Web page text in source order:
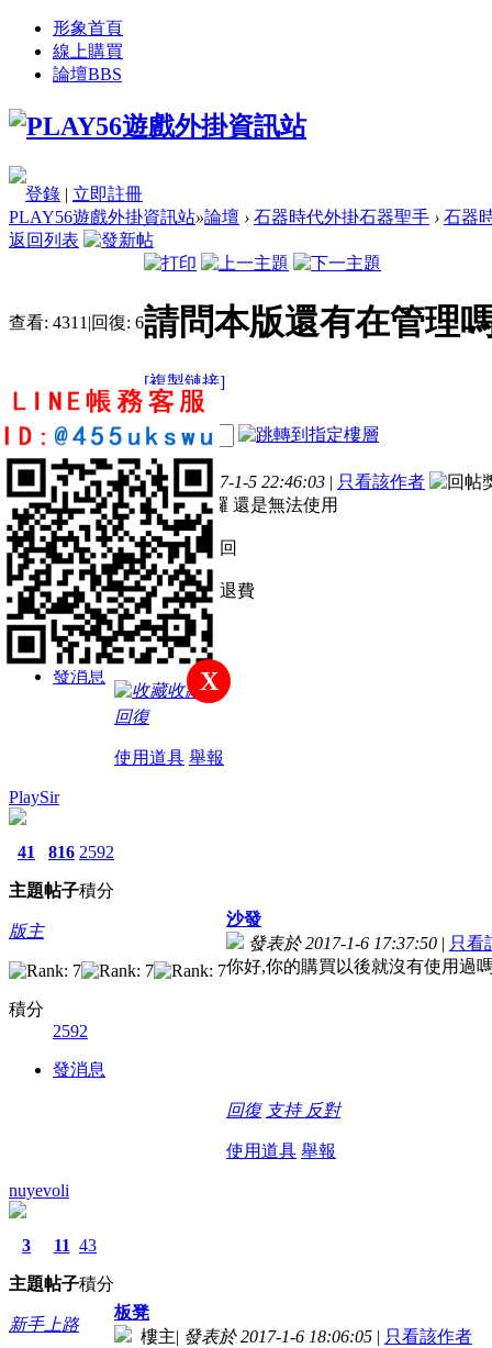
形象首頁
線上購買
論壇BBS
登錄 | 立即註冊
PLAY56遊戲外掛資訊站»論壇 › 石器時代外掛石器聖手 › 石器
返回列表
查看: 4311 |回復: 6請問本版還有在管理
[複製鏈接]
nuyevoli
3
主題
11
帖子
43
積分
新手上路
積分
43
發消息
電梯直達
樓主
發表於 2017-1-5 22:46:03 | 只看該作者
已經購買6天囉 還是無法使用
客服問了也不回
不能用也不能退費
傻眼
收藏
回復
使用道具 舉報
PlaySir
41
主題
816
帖子
2592
積分
版主
積分
2592
發消息
沙發
發表於 2017-1-6 17:37:50 | 只看
你好,你的購買以後就沒有使用過
回復 支持 反對
使用道具 舉報
nuyevoli
3
主題
11
帖子
43
積分
新手上路
板凳
樓主| 發表於 2017-1-6 18:06:05 | 只看該作者
X